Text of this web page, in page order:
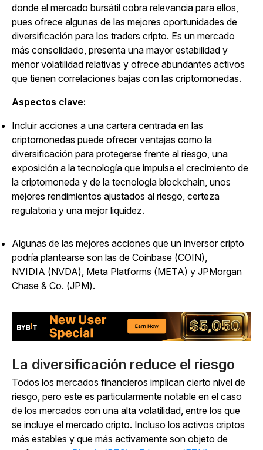
donde el mercado bursátil cobra relevancia para ellos,
pues ofrece algunas de las mejores oportunidades de
diversificación para los traders cripto. Es un mercado
más consolidado, presenta una mayor estabilidad y
menor volatilidad relativas y ofrece abundantes activos
que tienen correlaciones bajas con las criptomonedas.
Aspectos clave:
Incluir acciones a una cartera centrada en las
criptomonedas puede ofrecer ventajas como la
diversificación para protegerse frente al riesgo, una
exposición a la tecnología que impulsa el crecimiento de
la criptomoneda y de la tecnología blockchain, unos
mejores rendimientos ajustados al riesgo, certeza
regulatoria y una mejor liquidez.
Algunas de las mejores acciones que un inversor cripto
podría plantearse son las de Coinbase (COIN),
NVIDIA (NVDA), Meta Platforms (META) y JPMorgan
Chase & Co. (JPM).
La diversificación reduce el riesgo
Todos los mercados financieros implican cierto nivel de
riesgo, pero este es particularmente notable en el caso
de los mercados con una alta volatilidad, entre los que
se incluye el mercado cripto. Incluso los activos criptos
más estables y que más activamente son objeto de